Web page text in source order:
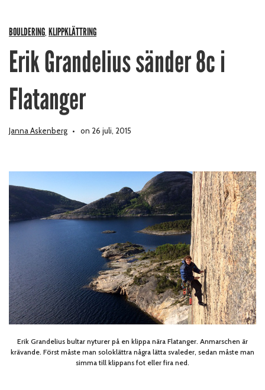
BOULDERING KLIPPKLÄTTRING
Erik Grandelius sänder 8c i
Flatanger
Janna Askenberg on 26 juli, 2015
Erik Grandelius bultar nyturer på en klippa nära Flatanger. Anmarschen är
krävande. Först måste man soloklättra några lätta svaleder, sedan måste man
simma till klippans fot eller fira ned.